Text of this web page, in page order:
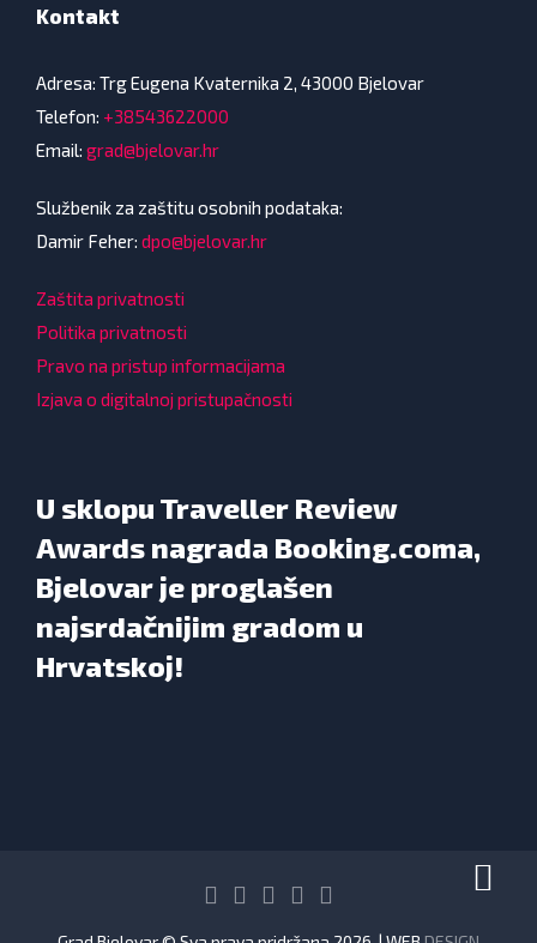
Kontakt
Adresa: Trg Eugena Kvaternika 2, 43000 Bjelovar
Telefon: +38543622000
Email: grad@bjelovar.hr
Službenik za zaštitu osobnih podataka:
Damir Feher: dpo@bjelovar.hr
Zaštita privatnosti
Politika privatnosti
Pravo na pristup informacijama
Izjava o digitalnoj pristupačnosti
U sklopu Traveller Review
Awards nagrada Booking.coma,
Bjelovar je proglašen
najsrdačnijim gradom u
Hrvatskoj!